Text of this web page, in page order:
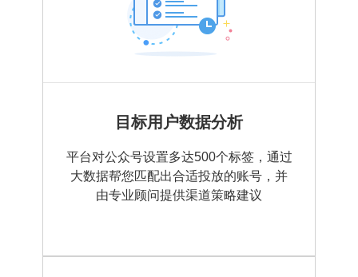
目标用户数据分析
平台对公众号设置多达500个标签，通过
大数据帮您匹配出合适投放的账号，并
由专业顾问提供渠道策略建议